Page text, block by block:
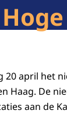
20 april het
Haag. De
aan de